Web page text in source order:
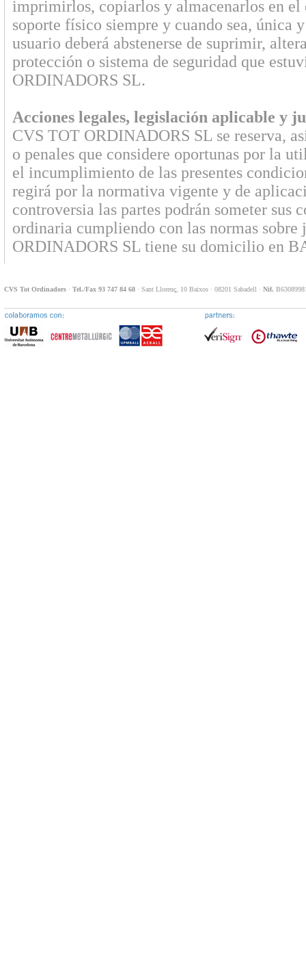
imprimirlos, copiarlos y almacenarlos en el
soporte físico siempre y cuando sea, única
usuario deberá abstenerse de suprimir,
protección o sistema de seguridad que
ORDINADORS SL.
Acciones legales, legislación aplicable y
CVS TOT ORDINADORS SL se reserva,
o penales que considere oportunas por la
el incumplimiento de las presentes
regirá por la normativa vigente y de
controversia las partes podrán someter
ordinaria cumpliendo con las normas
ORDINADORS SL tiene su domicilio en
CVS Tot Ordinadors· Tel./Fax 93 747 84 68 · Sant Llorenç, 10 Baixos · 08201 Sabadell · Nif.